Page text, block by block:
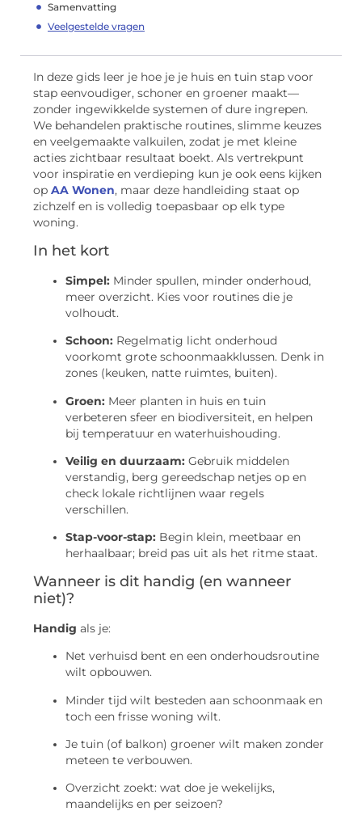
Samenvatting
Veelgestelde vragen
In deze gids leer je hoe je je huis en tuin stap voor
stap eenvoudiger, schoner en groener maakt—
zonder ingewikkelde systemen of dure ingrepen.
We behandelen praktische routines, slimme keuzes
en veelgemaakte valkuilen, zodat je met kleine
acties zichtbaar resultaat boekt. Als vertrekpunt
voor inspiratie en verdieping kun je ook eens kijken
op AA Wonen, maar deze handleiding staat op
zichzelf en is volledig toepasbaar op elk type
woning.
In het kort
Simpel: Minder spullen, minder onderhoud,
meer overzicht. Kies voor routines die je
volhoudt.
Schoon: Regelmatig licht onderhoud
voorkomt grote schoonmaakklussen. Denk in
zones (keuken, natte ruimtes, buiten).
Groen: Meer planten in huis en tuin
verbeteren sfeer en biodiversiteit, en helpen
bij temperatuur en waterhuishouding.
Veilig en duurzaam: Gebruik middelen
verstandig, berg gereedschap netjes op en
check lokale richtlijnen waar regels
verschillen.
Stap-voor-stap: Begin klein, meetbaar en
herhaalbaar; breid pas uit als het ritme staat.
Wanneer is dit handig (en wanneer
niet)?
Handig als je:
Net verhuisd bent en een onderhoudsroutine
wilt opbouwen.
Minder tijd wilt besteden aan schoonmaak en
toch een frisse woning wilt.
Je tuin (of balkon) groener wilt maken zonder
meteen te verbouwen.
Overzicht zoekt: wat doe je wekelijks,
maandelijks en per seizoen?